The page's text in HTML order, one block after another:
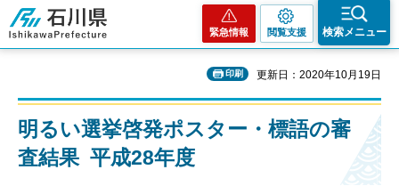
石川県
緊急情報 閲覧支援 検索メニュー
印刷 更新日：2020年10月19日
明るい選挙啓発ポスター・標語の審
査結果 平成28年度